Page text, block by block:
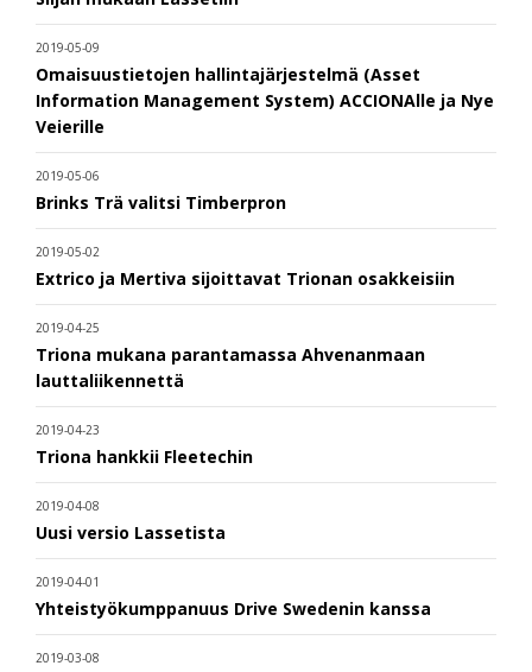
2019-05-09
Omaisuustietojen hallintajärjestelmä (Asset
Information Management System) ACCIONAlle ja Nye
Veierille
2019-05-06
Brinks Trä valitsi Timberpron
2019-05-02
Extrico ja Mertiva sijoittavat Trionan osakkeisiin
2019-04-25
Triona mukana parantamassa Ahvenanmaan
lauttaliikennettä
2019-04-23
Triona hankkii Fleetechin
2019-04-08
Uusi versio Lassetista
2019-04-01
Yhteistyökumppanuus Drive Swedenin kanssa
2019-03-08